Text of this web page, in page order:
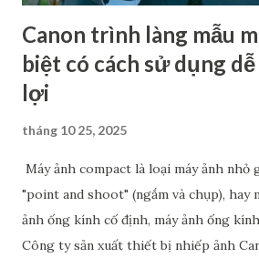
Canon trình làng mẫu
biệt có cách sử dụng
lợi
tháng 10 25, 2025
Máy ảnh compact là loại máy ảnh nhỏ
"point and shoot" (ngắm và chụp), hay
ảnh ống kính cố định, máy ảnh ống
Công ty sản xuất thiết bị nhiếp ảnh